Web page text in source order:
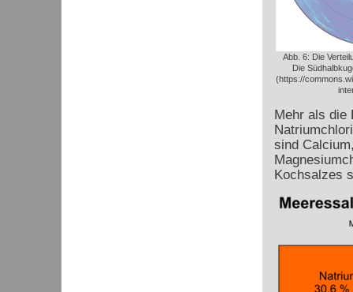
Abb. 6: Die
Die
(https://
Mehr als die
sind
Kochsalzes